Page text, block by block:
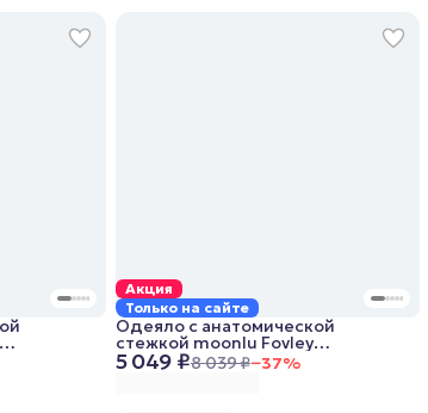
Акция
Только на сайте
5 049 ₽8 039 ₽−37%
Одеяло с анатомической
стежкой moonlu Fovley
Lightweight, 140x205 см,
облегченное